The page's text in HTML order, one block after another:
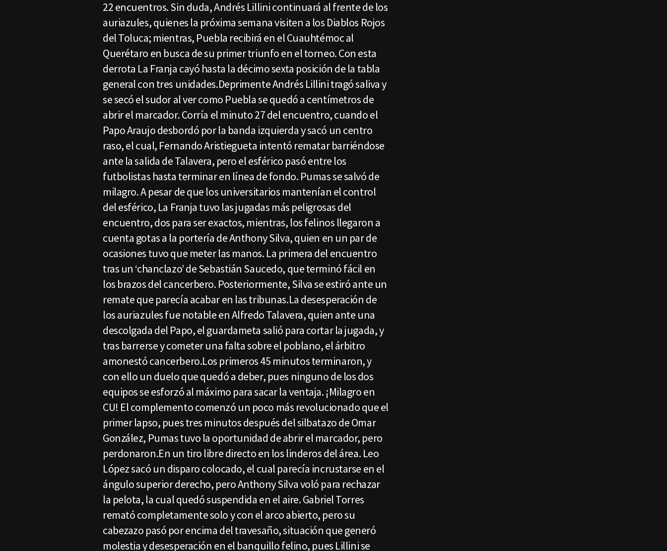
22 encuentros. Sin duda, Andrés Lillini continuará al frente de los
auriazules, quienes la próxima semana visiten a los Diablos Rojos
del Toluca; mientras, Puebla recibirá en el Cuauhtémoc al
Querétaro en busca de su primer triunfo en el torneo. Con esta
derrota La Franja cayó hasta la décimo sexta posición de la tabla
general con tres unidades.Deprimente Andrés Lillini tragó saliva y
se secó el sudor al ver como Puebla se quedó a centímetros de
abrir el marcador. Corría el minuto 27 del encuentro, cuando el
Papo Araujo desbordó por la banda izquierda y sacó un centro
raso, el cual, Fernando Aristiegueta intentó rematar barriéndose
ante la salida de Talavera, pero el esférico pasó entre los
futbolistas hasta terminar en línea de fondo. Pumas se salvó de
milagro. A pesar de que los universitarios mantenían el control
del esférico, La Franja tuvo las jugadas más peligrosas del
encuentro, dos para ser exactos, mientras, los felinos llegaron a
cuenta gotas a la portería de Anthony Silva, quien en un par de
ocasiones tuvo que meter las manos. La primera del encuentro
tras un ‘chanclazo’ de Sebastián Saucedo, que terminó fácil en
los brazos del cancerbero. Posteriormente, Silva se estiró ante un
remate que parecía acabar en las tribunas.La desesperación de
los auriazules fue notable en Alfredo Talavera, quien ante una
descolgada del Papo, el guardameta salió para cortar la jugada, y
tras barrerse y cometer una falta sobre el poblano, el árbitro
amonestó cancerbero.Los primeros 45 minutos terminaron, y
con ello un duelo que quedó a deber, pues ninguno de los dos
equipos se esforzó al máximo para sacar la ventaja. ¡Milagro en
CU! El complemento comenzó un poco más revolucionado que el
primer lapso, pues tres minutos después del silbatazo de Omar
González, Pumas tuvo la oportunidad de abrir el marcador, pero
perdonaron.En un tiro libre directo en los linderos del área. Leo
López sacó un disparo colocado, el cual parecía incrustarse en el
ángulo superior derecho, pero Anthony Silva voló para rechazar
la pelota, la cual quedó suspendida en el aire. Gabriel Torres
remató completamente solo y con el arco abierto, pero su
cabezazo pasó por encima del travesaño, situación que generó
molestia y desesperación en el banquillo felino, pues Lillini se